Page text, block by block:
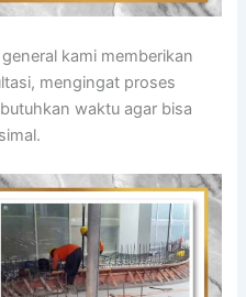
kami memberikan
mengingat proses
waktu agar bisa